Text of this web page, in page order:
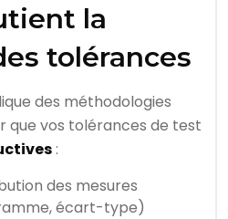
la
tolérances
des méthodologies
que vos tolérances de test
:
des mesures
écart-type)